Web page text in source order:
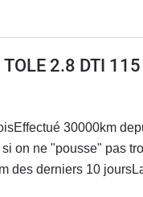
master avec tous
plus accéder à
de 13 ans et 200 000
peines de ne pas
TOLE 2.8 DTI
30000km
on ne "pousse" pas
des derniers 10